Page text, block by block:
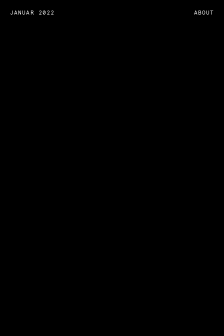
JANUAR 2022 ABOUT